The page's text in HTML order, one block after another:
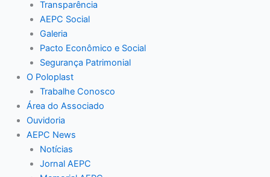
Transparência
AEPC Social
Galeria
Pacto Econômico e Social
Segurança Patrimonial
O Poloplast
Trabalhe Conosco
Área do Associado
Ouvidoria
AEPC News
Notícias
Jornal AEPC